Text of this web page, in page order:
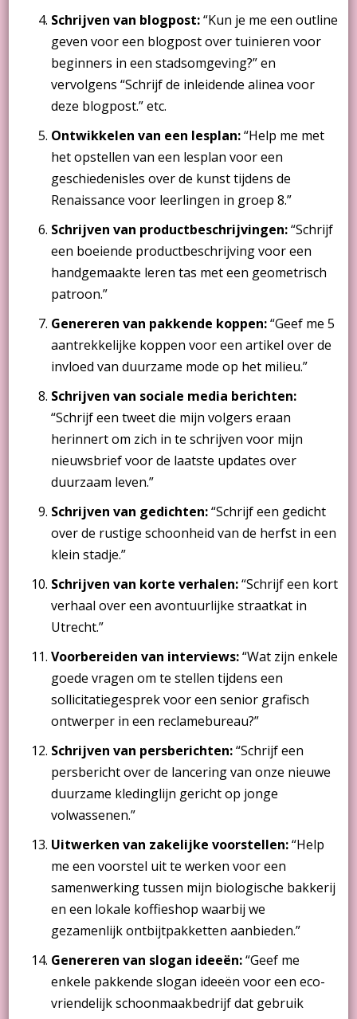
Schrijven van blogpost:“Kun je me een outline
geven voor een blogpost over tuinieren voor
beginners in een stadsomgeving?” en
vervolgens “Schrijf de inleidende alinea voor
deze blogpost.” etc.
Ontwikkelen van een lesplan:“Help me met
het opstellen van een lesplan voor een
geschiedenisles over de kunst tijdens de
Renaissance voor leerlingen in groep 8.”
Schrijven van productbeschrijvingen:“Schrijf
een boeiende productbeschrijving voor een
handgemaakte leren tas met een geometrisch
patroon.”
Genereren van pakkende koppen:“Geef me 5
aantrekkelijke koppen voor een artikel over de
invloed van duurzame mode op het milieu.”
Schrijven van sociale media berichten:
“Schrijf een tweet die mijn volgers eraan
herinnert om zich in te schrijven voor mijn
nieuwsbrief voor de laatste updates over
duurzaam leven.”
Schrijven van gedichten:“Schrijf een gedicht
over de rustige schoonheid van de herfst in een
klein stadje.”
Schrijven van korte verhalen:“Schrijf een kort
verhaal over een avontuurlijke straatkat in
Utrecht.”
Voorbereiden van interviews:“Wat zijn enkele
goede vragen om te stellen tijdens een
sollicitatiegesprek voor een senior grafisch
ontwerper in een reclamebureau?”
Schrijven van persberichten:“Schrijf een
persbericht over de lancering van onze nieuwe
duurzame kledinglijn gericht op jonge
volwassenen.”
Uitwerken van zakelijke voorstellen:“Help
me een voorstel uit te werken voor een
samenwerking tussen mijn biologische bakkerij
en een lokale koffieshop waarbij we
gezamenlijk ontbijtpakketten aanbieden.”
Genereren van slogan ideeën:“Geef me
enkele pakkende slogan ideeën voor een eco-
vriendelijk schoonmaakbedrijf dat gebruik